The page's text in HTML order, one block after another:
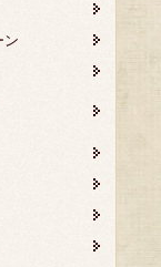
ン